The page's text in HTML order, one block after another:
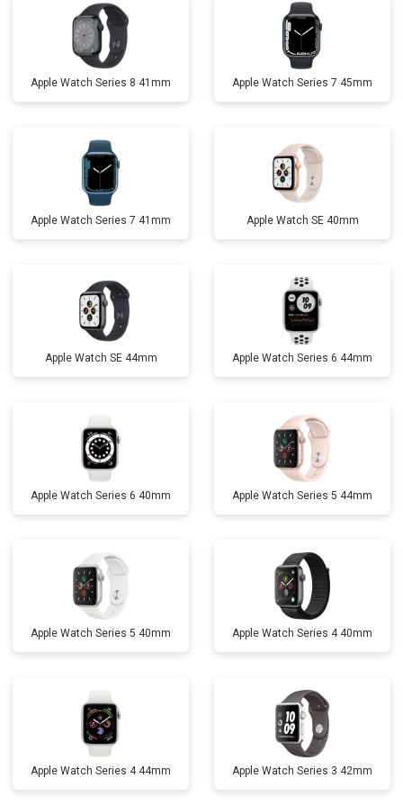
Apple Watch Series 8 41mm Apple Watch Series 7 45mm
Apple Watch Series 7 41mm Apple Watch SE 40mm
Apple Watch SE 44mm Apple Watch Series 6 44mm
Apple Watch Series 6 40mm Apple Watch Series 5 44mm
Apple Watch Series 5 40mm Apple Watch Series 4 40mm
Apple Watch Series 4 44mm Apple Watch Series 3 42mm